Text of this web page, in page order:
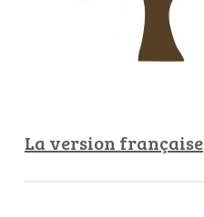
La version française